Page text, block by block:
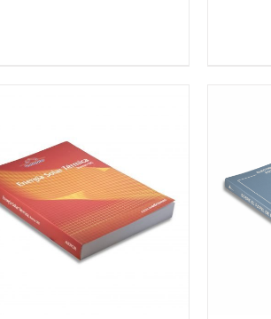
AÑADIR AL CARRITO
/
DETALLES